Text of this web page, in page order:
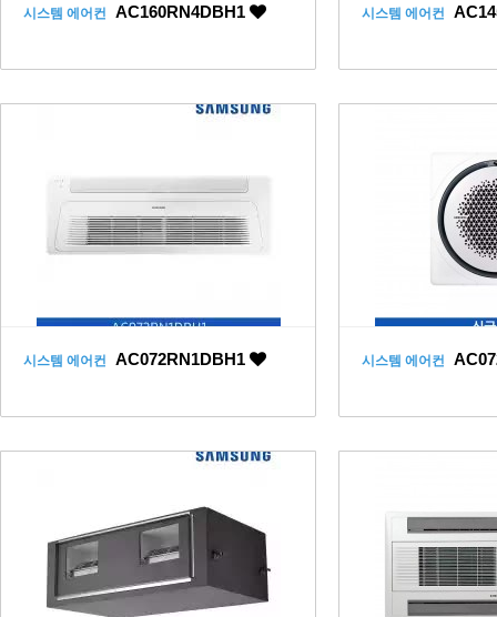
시스템 에어컨 AC160RN4DBH1 시스템 에어컨
시스템 에어컨 AC072RN1DBH1 시스템 에어컨